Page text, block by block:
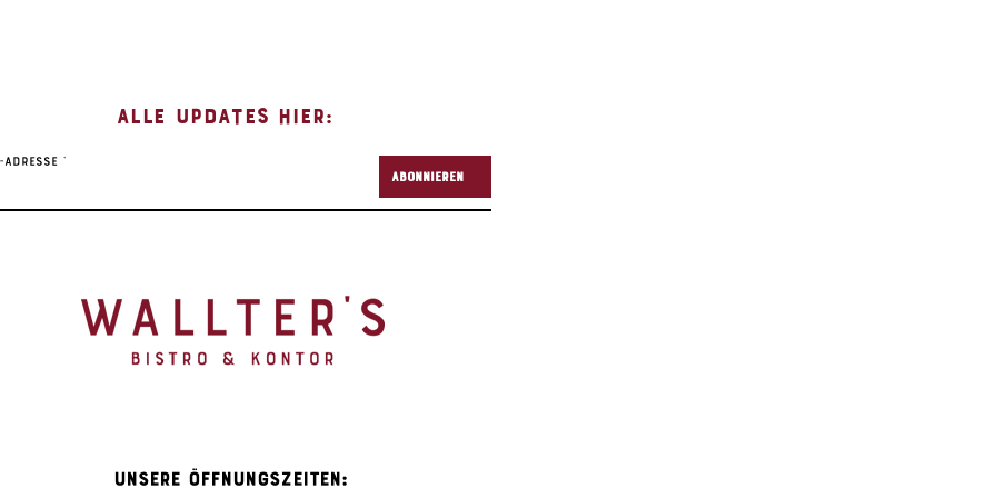
Alle UPDATES HIER:
Adresse
Abonnieren
unsere ÖFFNUNGSZEITEN: